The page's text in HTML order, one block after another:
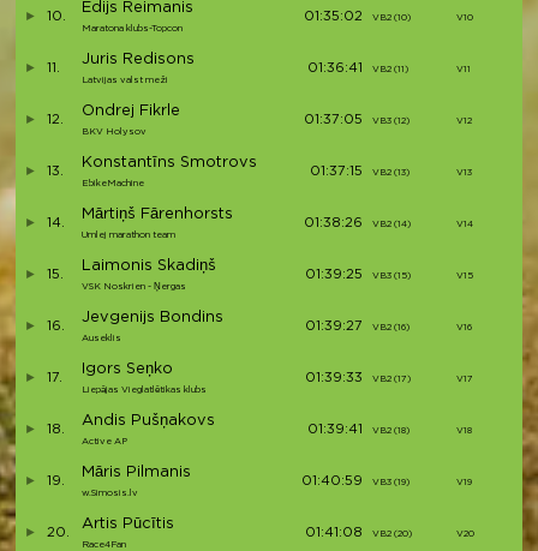
10.
Edijs Reimanis
Maratona klubs-Topcon
01:35:02 VB2 (10) V10
11.
Juris Redisons
Latvijas valst meži
01:36:41 VB2 (11) V11
12.
Ondrej Fikrle
BKV Holysov
01:37:05 VB3 (12) V12
13.
Konstantīns Smotrovs
EbikeMachine
01:37:15 VB2 (13) V13
14.
Mārtiņš Fārenhorsts
Umlej marathon team
01:38:26 VB2 (14) V14
15.
Laimonis Skadiņš
VSK Noskrien - Ņergas
01:39:25 VB3 (15) V15
16.
Jevgenijs Bondins
Auseklis
01:39:27 VB2 (16) V16
17.
Igors Seņko
Liepājas Vieglatlētikas klubs
01:39:33 VB2 (17) V17
18.
Andis Pušņakovs
Active AP
01:39:41 VB2 (18) V18
19.
Māris Pilmanis
w.Simosis.lv
01:40:59 VB3 (19) V19
20.
Artis Pūcītis
Race4Fan
01:41:08 VB2 (20) V20